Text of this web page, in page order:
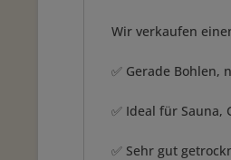
Wir verkaufen
✅ Gerade Bohlen,
✅ Ideal für Sauna,
✅ Sehr gut